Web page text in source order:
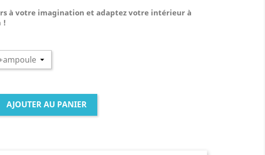
à votre imagination et adaptez votre intérieur à
!
AJOUTER AU PANIER